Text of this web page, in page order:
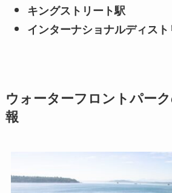
キングストリート駅
インターナショナルディスト
ウォーターフロントパー
報